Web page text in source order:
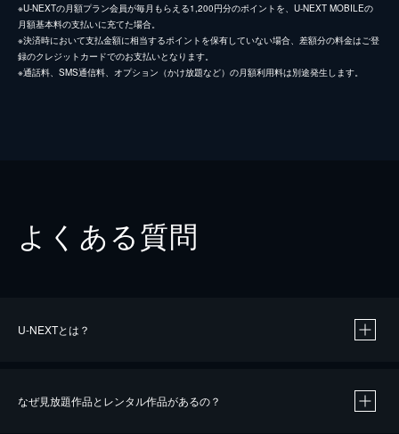
※U-NEXTの月額プラン会員が毎月もらえる1,200円分のポイントを、U-NEXT MOBILEの
月額基本料の支払いに充てた場合。
※決済時において支払金額に相当するポイントを保有していない場合、差額分の料金はご登
録のクレジットカードでのお支払いとなります。
※通話料、SMS通信料、オプション（かけ放題など）の月額利用料は別途発生します。
よくある質問
U-NEXTとは？
なぜ見放題作品とレンタル作品があるの？